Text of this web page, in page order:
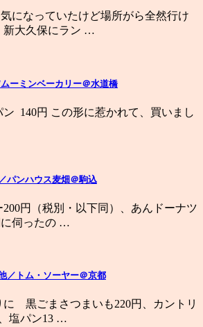
になっていたけど場所がら全然行け
新大久保にラン …
ーミンベーカリー＠水道橋
ン 140円 この形に惹かれて、買いまし
パンハウス麦畑＠駒込
200円（税別・以下同）、あんドーナツ
に伺ったの …
／トム・ソーヤー＠京都
に 黒ごまさつまいも220円、カントリ
塩パン13 …